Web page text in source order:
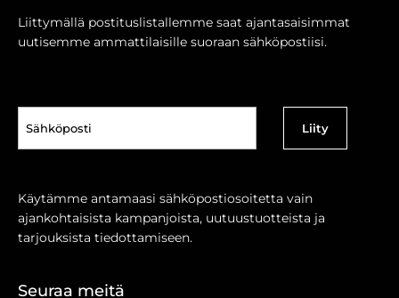
Liittymällä postituslistallemme saat ajantasaisimmat
uutisemme ammattilaisille suoraan sähköpostiisi.
(Pakollinen)
Käytämme antamaasi sähköpostiosoitetta vain
ajankohtaisista kampanjoista, uutuustuotteista ja
tarjouksista tiedottamiseen.
Seuraa meitä